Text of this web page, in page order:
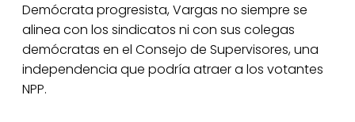
Demócrata progresista, Vargas no siempre se
alinea con los sindicatos ni con sus colegas
demócratas en el Consejo de Supervisores, una
independencia que podría atraer a los votantes
NPP.